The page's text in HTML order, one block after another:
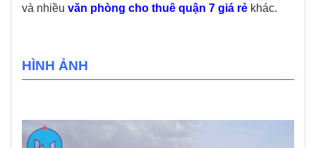
và nhiều văn phòng cho thuê quận 7 giá rẻ khác.
HÌNH ẢNH